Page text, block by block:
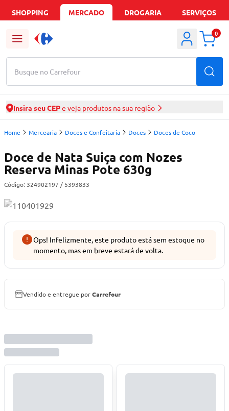
SHOPPING MERCADO DROGARIA SERVIÇOS
Busque no Carrefour
0
Insira seu CEPe veja produtos na sua região
Home Mercearia Doces e Confeitaria Doces Doces de Coco
Doce de Nata Suiça com Nozes
Reserva Minas Pote 630g
Código: 324902197 / 5393833
Ops! Infelizmente, este produto está sem estoque no
momento, mas em breve estará de volta.
Vendido e entregue porCarrefour